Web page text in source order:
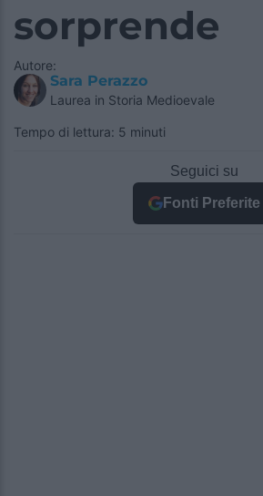
sorprende
Autore:
Sara Perazzo
Laurea in Storia Medioevale
Tempo di lettura: 5 minuti
Seguici su
Fonti Preferite